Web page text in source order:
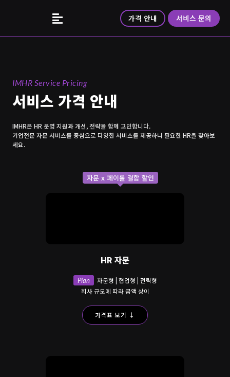
가격 안내 서비스 문의
IMHR Service Pricing
서비스 가격 안내
IMHR은 HR 운영 지원과 개선, 전략을 함께 고민합니다.
기업전문 자문 서비스를 중심으로 다양한 서비스를 제공하니 필요한 HR을 찾아보
세요.
자문 x 페이롤 결합 할인
HR 자문
Plan
자문형 | 협업형 | 전략형
회사 규모에 따라 금액 상이
가격표 보기 ↓